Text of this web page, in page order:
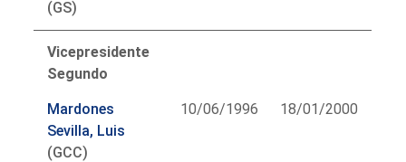
(GS)
Vicepresidente
Segundo
Mardones
Sevilla, Luis
(GCC)
10/06/1996 18/01/2000